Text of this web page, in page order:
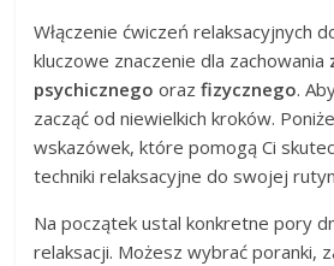
Włączenie ćwiczeń relaksacyjnych
kluczowe znaczenie dla zachowania
psychicznego orazfizycznego.
zacząć od niewielkich kroków.
wskazówek, które pomogą Ci
techniki relaksacyjne do swojej
Na początek ustal konkretne pory
relaksacji. Możesz wybrać poranki,